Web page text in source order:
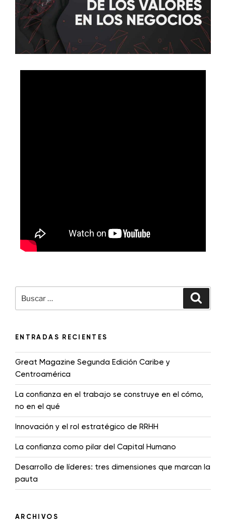
ENTRADAS RECIENTES
Great Magazine Segunda Edición Caribe y
Centroamérica
La confianza en el trabajo se construye en el cómo,
no en el qué
Innovación y el rol estratégico de RRHH
La confianza como pilar del Capital Humano
Desarrollo de líderes: tres dimensiones que marcan la
pauta
ARCHIVOS